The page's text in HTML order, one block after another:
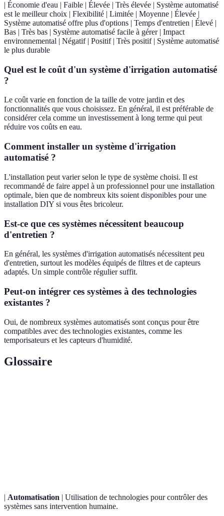
| Économie d'eau | Faible | Élevée | Très élevée | Système automatisé
est le meilleur choix | Flexibilité | Limitée | Moyenne | Élevée |
Système automatisé offre plus d'options | Temps d'entretien | Élevé |
Bas | Très bas | Système automatisé facile à gérer | Impact
environnemental | Négatif | Positif | Très positif | Système automatisé
le plus durable
Quel est le coût d'un système d'irrigation automatisé
?
Le coût varie en fonction de la taille de votre jardin et des
fonctionnalités que vous choisissez. En général, il est préférable de
considérer cela comme un investissement à long terme qui peut
réduire vos coûts en eau.
Comment installer un système d'irrigation
automatisé ?
L'installation peut varier selon le type de système choisi. Il est
recommandé de faire appel à un professionnel pour une installation
optimale, bien que de nombreux kits soient disponibles pour une
installation DIY si vous êtes bricoleur.
Est-ce que ces systèmes nécessitent beaucoup
d'entretien ?
En général, les systèmes d'irrigation automatisés nécessitent peu
d'entretien, surtout les modèles équipés de filtres et de capteurs
adaptés. Un simple contrôle régulier suffit.
Peut-on intégrer ces systèmes à des technologies
existantes ?
Oui, de nombreux systèmes automatisés sont conçus pour être
compatibles avec des technologies existantes, comme les
temporisateurs et les capteurs d'humidité.
Glossaire
| Automatisation | Utilisation de technologies pour contrôler des
systèmes sans intervention humaine.